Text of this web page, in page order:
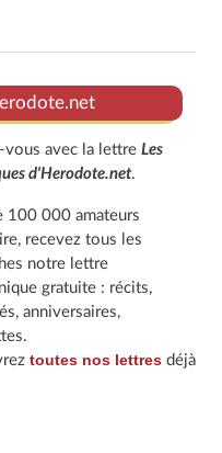
vous avec la lettre Les
d'Herodote.net.
100 000 amateurs
recevez tous les
notre lettre
gratuite : récits,
anniversaires,
toutes nos lettresdéjà